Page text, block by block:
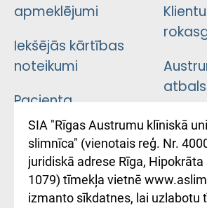
apmeklējumi
Iekšējās kārtības
noteikumi
Pacienta
atsauksmju/sūdzību
iesniegšanas
kārtība
Kā pie mums nokļūt
SIA "Rīgas Austrumu klīniskā
slimnīca" (vienotais reģ. Nr.
juridiskā adrese Rīga, Hipokrāta
1079) tīmekļa vietnē
izmanto sīkdatnes, lai uzlabotu